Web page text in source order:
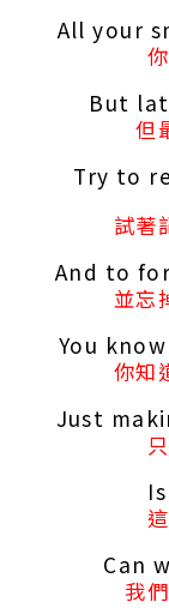
All your
But
但
Try to
試著
And to
並忘
You
你知
Just
Can
我